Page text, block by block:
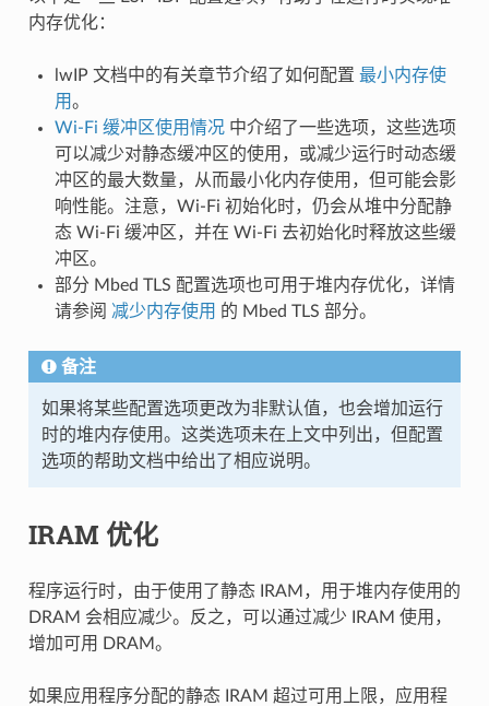
内存优化：
lwIP 文档中的有关章节介绍了如何配置 最小内存使
用。
Wi-Fi 缓冲区使用情况中介绍了一些选项，这些选项
可以减少对静态缓冲区的使用，或减少运行时动态缓
冲区的最大数量，从而最小化内存使用，但可能会影
响性能。注意，Wi-Fi 初始化时，仍会从堆中分配静
态 Wi-Fi 缓冲区，并在 Wi-Fi 去初始化时释放这些缓
冲区。
部分 Mbed TLS 配置选项也可用于堆内存优化，详情
请参阅 减少内存使用 的 Mbed TLS 部分。
备注
如果将某些配置选项更改为非默认值，也会增加运行
时的堆内存使用。这类选项未在上文中列出，但配置
选项的帮助文档中给出了相应说明。
IRAM 优化
程序运行时，由于使用了静态 IRAM，用于堆内存使用的
DRAM 会相应减少。反之，可以通过减少 IRAM 使用，
增加可用 DRAM。
如果应用程序分配的静态 IRAM 超过可用上限，应用程